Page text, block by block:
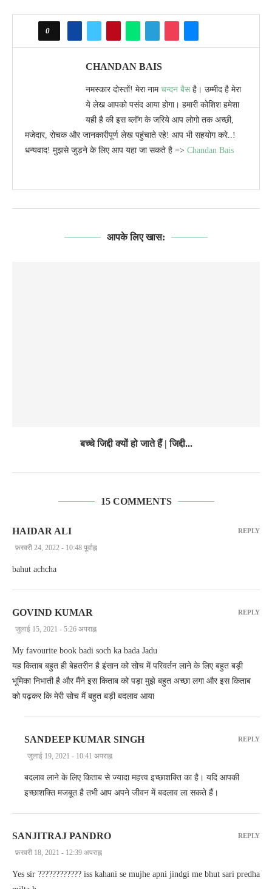
0
CHANDAN BAIS
नमस्कार दोस्तों! मेरा नाम चन्दन बैसहै। उम्मीद है मेरा
ये लेख आपको पसंद आया होगा। हमारी कोशिश हमेशा
यही है की इस ब्लॉग के जरिये आप लोगो तक अच्छी,
मजेदार, रोचक और जानकारीपूर्ण लेख पहुंचाते रहे! आप भी सहयोग करे..!
धन्यवाद! मुझसे जुड़ने के लिए आप यहा जा सकते है => Chandan Bais
आपके लिए खास:
बच्चे जिद्दी क्यों हो जाते हैं | जिद्दी...
15 COMMENTS
HAIDAR ALI
फ़रवरी 24, 2022 - 10:48 पूर्वाह्न
bahut achcha
REPLY
GOVIND KUMAR
जुलाई 15, 2021 - 5:26 अपराह्न
My favourite book badi soch ka bada Jadu
यह किताब बहुत ही बेहतरीन है इंसान को सोच में परिवर्तन लाने के लिए बहुत बड़ी
भूमिका निभाती है और मैंने इस किताब को पड़ा मुझे बहुत अच्छा लगा और इस किताब
को पढ़कर कि मेरी सोच मैं बहुत बड़ी बदलाव आया
REPLY
SANDEEP KUMAR SINGH
जुलाई 19, 2021 - 10:41 अपराह्न
बदलाव लाने के लिए किताब से ज्यादा महत्त्व इच्छाशक्ति का है। यदि आपकी
इच्छाशक्ति मजबूत है तभी आप अपने जीवन में बदलाव ला सकते हैं।
REPLY
SANJITRAJ PANDRO
फ़रवरी 18, 2021 - 12:39 अपराह्न
Yes sir ???????????? iss kahani se mujhe apni jindgi me bhut sari predha
REPLY